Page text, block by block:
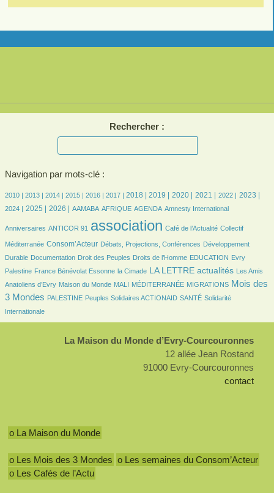
Rechercher :
Navigation par mots-clé :
6/2756
2010 |
7/27562013 |
210/2756 2014 |
381/2756 2015 |
448/2756 2016 |
491/2756 2017 |
779/2756 2018 |
749/2756 2019 |
608/2756 2020 |
654/2756 2021 |
580/2756 2022 |
645/2756 2023 |
529/2756
2024 |
665/2756
2025 |
841/2756 2026 |
114/2756 AAMABA
235/2756 AFRIQUE
531/2756 AGENDA
9/2756 Amnesty International
57/2756
Anniversaires ANTICOR 91 association Café de l’Actualité Collectif
Méditerranée
833/2756 Consom’Acteur
217/2756 Débats, Projections, Conférences
188/2756
Développement
Durable
72/2756Documentation
41/2756 Droit des Peuples
197/2756 Droits de l’Homme
41/2756 EDUCATION
9/2756
Evry
Palestine
173/2756France Bénévolat Essonne
45/2756 la Cimade
1128/2756 LA LETTRE actualités
38/2756
Les Amis
Anatoliens d’Evry
98/2756 Maison du Monde
19/2756 MALI
7/2756 MÉDITERRANÉE
146/2756 MIGRATIONS
1276/2756
Mois des
3 Mondes
141/2756 PALESTINE
149/2756 Peuples Solidaires ACTIONAID
149/2756 SANTÉ
295/2756
Solidarité
Internationale
La Maison du Monde d’Evry-Courcouronnes
12 allée Jean Rostand
91000 Evry-Courcouronnes
contact
o La Maison du Monde
o Les Mois des 3 Mondes o Les semaines du Consom’Acteur
o Les Cafés de l’Actu